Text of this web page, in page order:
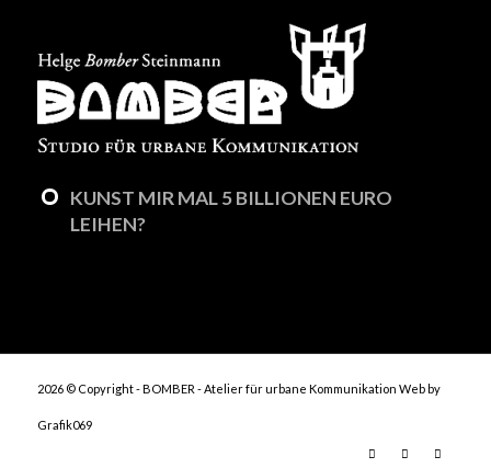
KUNST MIR MAL 5 BILLIONEN EURO
LEIHEN?
2026 © Copyright - BOMBER - Atelier für urbane Kommunikation Web by
Grafik069